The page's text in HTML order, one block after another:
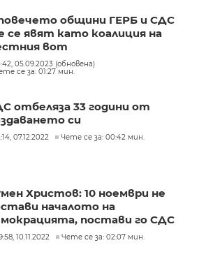
общини ГЕРБ и СДС
се явят като коалиция на
вот
05.09.2023 (обновена)
се за: 01:27 мин.
отбеляза 33 години от
си
07.12.2022 Чете се за: 00:42 мин.
Христов: 10 ноември не
началото на
постави го СДС
10.11.2022 Чете се за: 02:07 мин.